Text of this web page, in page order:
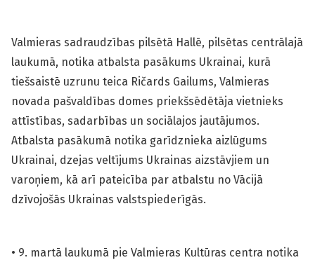
Valmieras sadraudzības pilsētā Hallē, pilsētas centrālajā
laukumā, notika atbalsta pasākums Ukrainai, kurā
tiešsaistē uzrunu teica Ričards Gailums, Valmieras
novada pašvaldības domes priekšsēdētāja vietnieks
attīstības, sadarbības un sociālajos jautājumos.
Atbalsta pasākumā notika garīdznieka aizlūgums
Ukrainai, dzejas veltījums Ukrainas aizstāvjiem un
varoņiem, kā arī pateicība par atbalstu no Vācijā
dzīvojošās Ukrainas valstspiederīgās.
• 9. martā laukumā pie Valmieras Kultūras centra notika